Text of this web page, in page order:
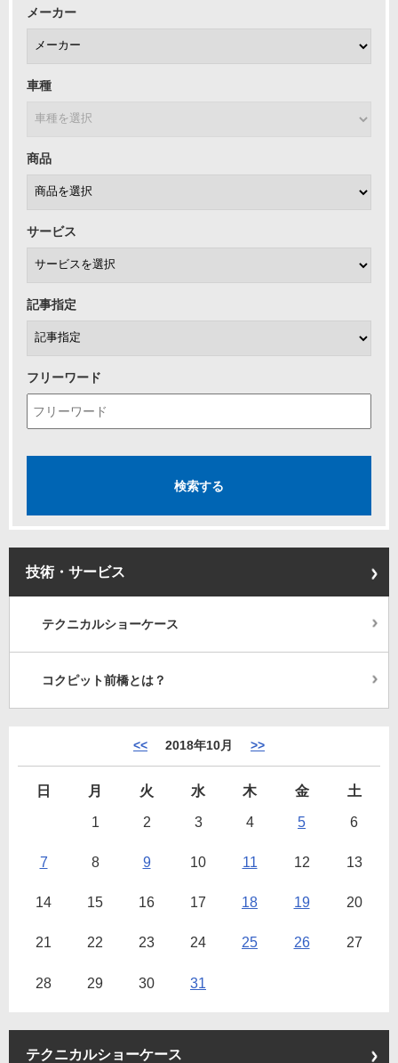
メーカー
車種
商品
サービス
記事指定
フリーワード
技術・サービス
テクニカルショーケース
コクピット前橋とは？
<< 2018年10月 >>
日 月 火 水 木 金
土
1
2 3 4 5 6
7 8 9 10 11 12 13
14 15 16 17 18 19 20
21 22 23 24 25 26 27
28 29 30 31
テクニカルショーケース